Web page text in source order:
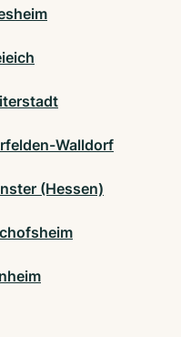
Walldorf
(Hessen)